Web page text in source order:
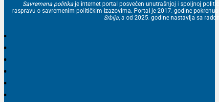
Savremena politika je internet portal posvećen unutrašnjoj i spoljnoj
raspravu o savremenim političkim izazovima. Portal je 2017. godine
Srbija, a od 2025. godine nastavlja sa